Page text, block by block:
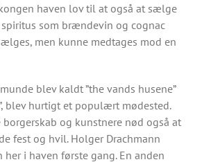
haven lov til at også at sælge
som brændevin og cognac
men kunne medtages mod en
blev kaldt ”the vands husene”
blev hurtigt et populært mødested.
borgerskab og kunstnere nød også at
fest og hvil. Holger Drachmann
i haven første gang. En anden